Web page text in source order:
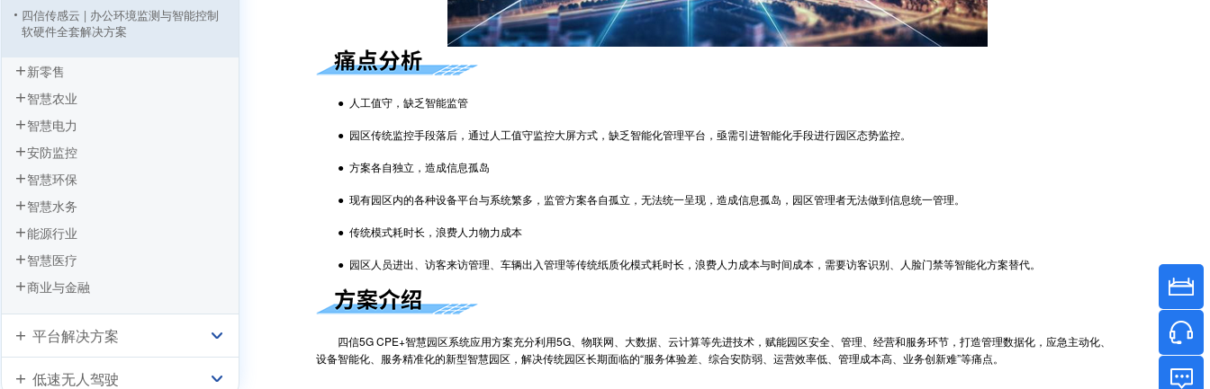
四信传感云 | 办公环境监测与智能控制
软硬件全套解决方案
四信智能充电桩解决方案，实现新能源
汽车出行无忧
智慧旅游之IPC智慧景区视频监控方案
基于PLC数据采集网关的智慧公厕应用
方案
新零售
智慧农业
智慧电力
安防监控
智慧环保
智慧水务
能源行业
智慧医疗
商业与金融
平台解决方案
低速无人驾驶
● 人工值守，缺乏智能监管
● 园区传统监控手段落后，通过人工值守监控大屏方式，缺乏智能化管理平台，亟需引进智能化手段进行园区态势监控。
● 方案各自独立，造成信息孤岛
● 现有园区内的各种设备平台与系统繁多，监管方案各自孤立，无法统一呈现，造成信息孤岛，园区管理者无法做到信息统一管理。
● 传统模式耗时长，浪费人力物力成本
● 园区人员进出、访客来访管理、车辆出入管理等传统纸质化模式耗时长，浪费人力成本与时间成本，需要访客识别、人脸门禁等智能化方案替代。
四信5G CPE+智慧园区系统应用方案充分利用5G、物联网、大数据、云计算等先进技术，赋能园区安全、管理、经营和服务环节，打造管理数据化，应急主动化、
设备智能化、服务精准化的新型智慧园区，解决传统园区长期面临的“服务体验差、综合安防弱、运营效率低、管理成本高、业务创新难”等痛点。